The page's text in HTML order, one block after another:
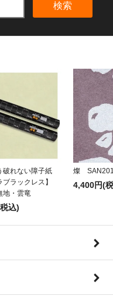
検索
破れない障子紙
ブラックレス】
地・雲竜
込)
燦
4,400円(